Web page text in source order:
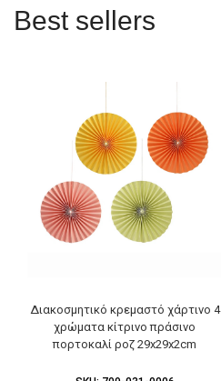
Best sellers
Διακοσμητικό κρεμαστό χάρτινο 4
χρώματα κίτρινο πράσινο
πορτοκαλί ροζ 29x29x2cm